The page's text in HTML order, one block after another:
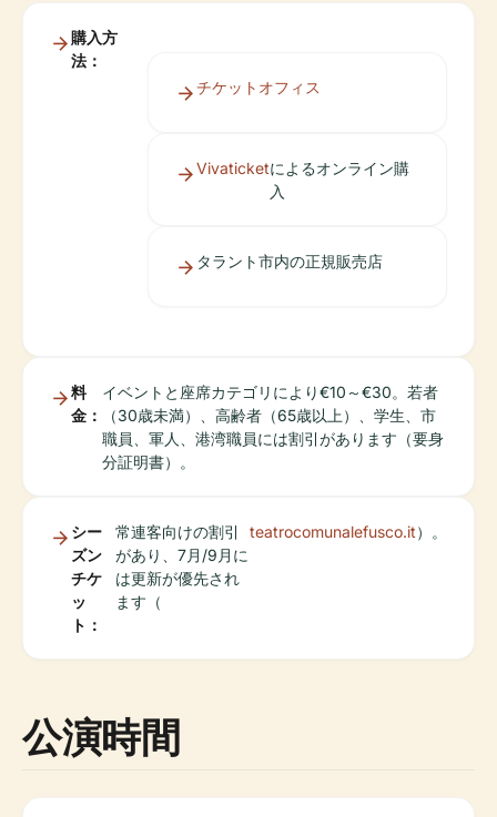
購入方
法：
チケットオフィス
Vivaticketによるオンライン購
入
タラント市内の正規販売店
料
金：
イベントと座席カテゴリにより€10～€30。若者
（30歳未満）、高齢者（65歳以上）、学生、市
職員、軍人、港湾職員には割引があります（要身
分証明書）。
シー
ズン
チケ
ッ
ト：
常連客向けの割引
があり、7月/9月に
は更新が優先され
ます（
teatrocomunalefusco.it）。
公演時間